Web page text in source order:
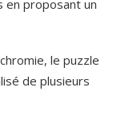
proposant un
le puzzle
de plusieurs